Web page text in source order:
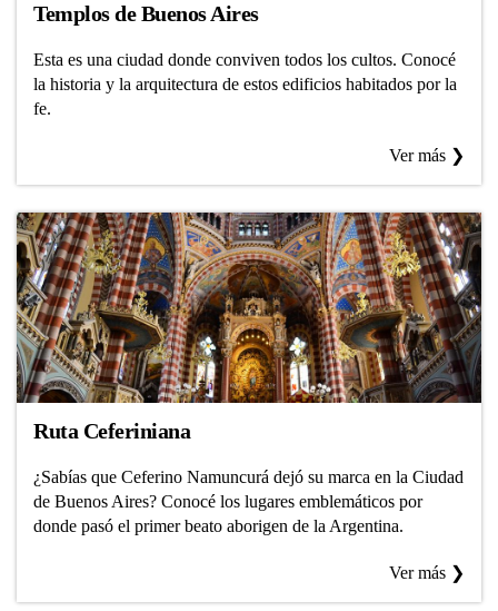
Templos de Buenos Aires
Esta es una ciudad donde conviven todos los cultos. Conocé
la historia y la arquitectura de estos edificios habitados por la
fe.
Ver más ❯
Ruta Ceferiniana
¿Sabías que Ceferino Namuncurá dejó su marca en la Ciudad
de Buenos Aires? Conocé los lugares emblemáticos por
donde pasó el primer beato aborigen de la Argentina.
Ver más ❯